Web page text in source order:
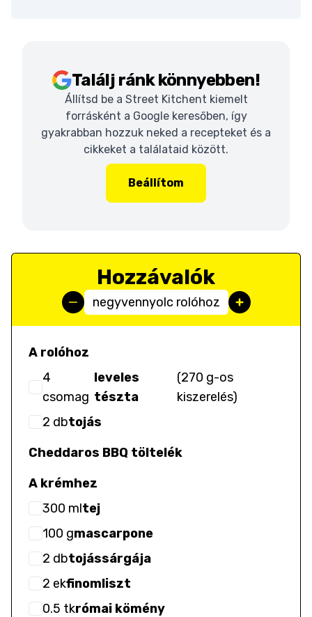
Találj ránk könnyebben!
Állítsd be a Street Kitchent kiemelt
forrásként a Google keresőben, így
gyakrabban hozzuk neked a recepteket és a
cikkeket a találataid között.
Beállítom
Hozzávalók
negyvennyolc rolóhoz
A rolóhoz
4
csomag
leveles
tészta
(270 g-os
kiszerelés)
2 dbtojás
Cheddaros BBQ töltelék
A krémhez
300 mltej
100 gmascarpone
2 dbtojássárgája
2 ekfinomliszt
0.5 tkrómai kömény